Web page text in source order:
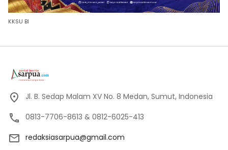
KKSU BI
Jl. B. Sedap Malam XV No. 8 Medan, Sumut, Indonesia
0813-7706-8613 & 0812-6025-413
redaksiasarpua@gmail.com